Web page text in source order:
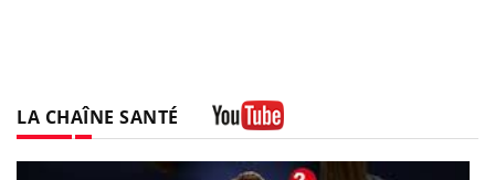
LA CHAÎNE SANTÉ